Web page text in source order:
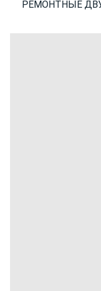
РЕМОНТНЫЕ